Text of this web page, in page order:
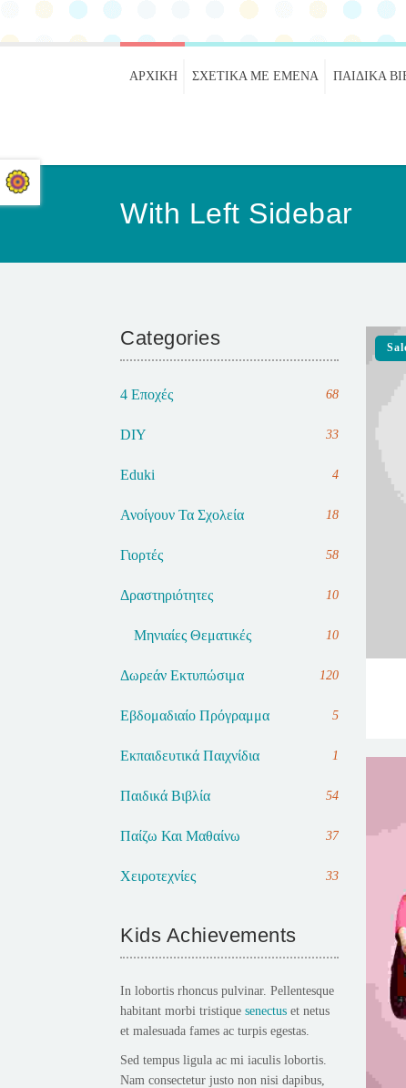
ΑΡΧΙΚΉ ΣΧΕΤΙΚΑ ΜΕ ΕΜΕΝΑ ΠΑΙΔΙΚΆ
With Left Sidebar
Categories
4 Εποχές 68
DIY 33
Eduki 4
Ανοίγουν Τα Σχολεία 18
Γιορτές 58
Δραστηριότητες 10
Μηνιαίες Θεματικές 10
Δωρεάν Εκτυπώσιμα 120
Εβδομαδιαίο Πρόγραμμα 5
Εκπαιδευτικά Παιχνίδια 1
Παιδικά Βιβλία 54
Παίζω Και Μαθαίνω 37
Χειροτεχνίες 33
Kids Achievements
In lobortis rhoncus pulvinar. Pellentesque
habitant morbi tristique senectus et netus
et malesuada fames ac turpis egestas.
Sed tempus ligula ac mi iaculis lobortis.
Nam consectetur justo non nisi dapibus,